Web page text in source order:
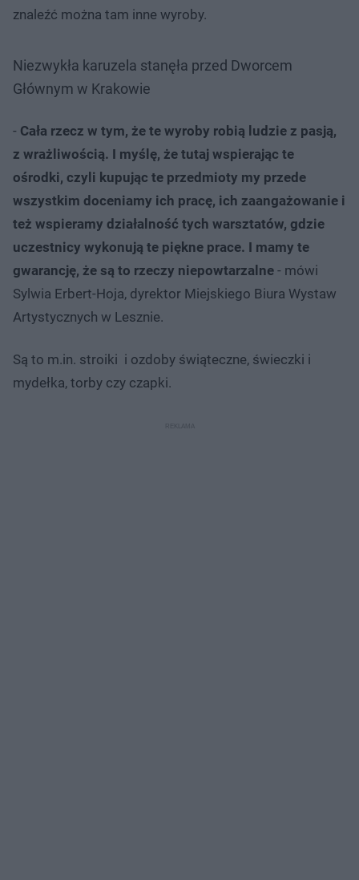
znaleźć można tam inne wyroby.
Niezwykła karuzela stanęła przed Dworcem
Głównym w Krakowie
- Cała rzecz w tym, że te wyroby robią ludzie z pasją,
z wrażliwością. I myślę, że tutaj wspierając te
ośrodki, czyli kupując te przedmioty my przede
wszystkim doceniamy ich pracę, ich zaangażowanie i
też wspieramy działalność tych warsztatów, gdzie
uczestnicy wykonują te piękne prace. I mamy te
gwarancję, że są to rzeczy niepowtarzalne - mówi
Sylwia Erbert-Hoja, dyrektor Miejskiego Biura Wystaw
Artystycznych w Lesznie.
Są to m.in. stroiki i ozdoby świąteczne, świeczki i
mydełka, torby czy czapki.